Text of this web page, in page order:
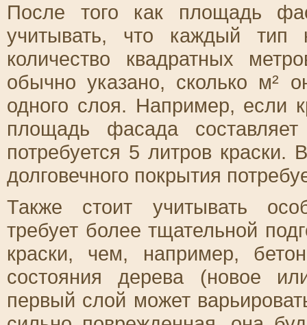
После того как площадь
учитывать, что каждый тип
количество квадратных
обычно указано, сколько м²
одного слоя. Например, если
площадь фасада
потребуется 5 литров
долговечного покрытия
Также стоит учитывать
требует более тщательной
краски, чем, например,
состояния дерева (новое
первый слой может